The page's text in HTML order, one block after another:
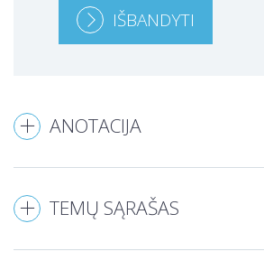
IŠBANDYTI
ANOTACIJA
TEMŲ SĄRAŠAS